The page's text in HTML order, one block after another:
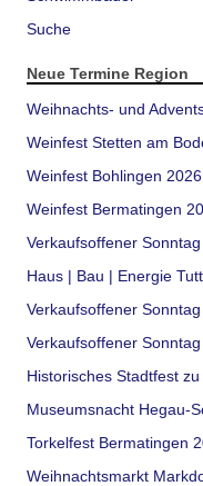
Suche
Neue Termine Region
Weihnachts- und
Weinfest Stetten am
Weinfest Bohlingen 2026
Weinfest Bermatingen
Verkaufsoffener
Haus | Bau | Energie
Verkaufsoffener
Verkaufsoffener
Historisches Stadtfest
Museumsnacht Hegau-
Torkelfest Bermatingen
Weihnachtsmarkt